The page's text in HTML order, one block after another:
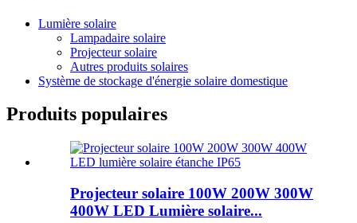
Lumière solaire
Lampadaire solaire
Projecteur solaire
Autres produits solaires
Système de stockage d'énergie solaire domestique
Produits populaires
Projecteur solaire 100W 200W 300W
400W LED Lumière solaire...